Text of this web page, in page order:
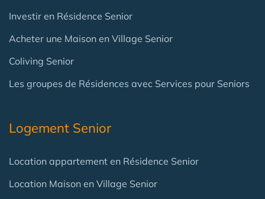
Investir en Résidence Senior
Acheter une Maison en Village Senior
Coliving Senior
Les groupes de Résidences avec Services pour Seniors
Logement Senior
Location appartement en Résidence Senior
Location Maison en Village Senior